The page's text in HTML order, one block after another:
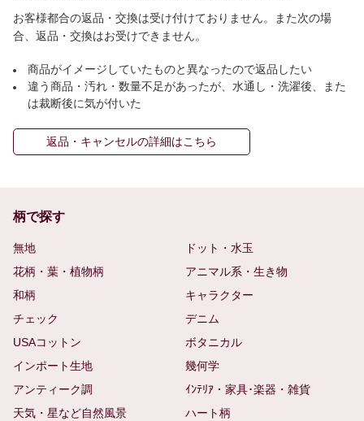
お客様都合の返品・交換は受け付けておりません。また次の場
合、返品・交換はお受けできません。
商品がイメージしていたものと異なったので返品したい
違う商品・汚れ・数量不足があったが、水通し・洗濯後、また
は裁断後に気が付いた
返品・キャンセルの詳細はこちら
柄で探す
無地
ドット・水玉
花柄・葉・植物柄
アニマル系・生き物
和柄
キャラクター
チェック
デニム
USAコットン
ボタニカル
インポート生地
幾何学
アンティーク調
ｲﾝﾃﾘｱ・家具･楽器・雑貨
天気・星など自然風景
ハート柄